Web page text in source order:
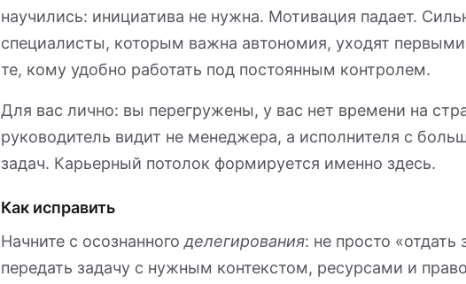
научились: инициатива не нужна. Мотивация падает.
специалисты, которым важна автономия, уходят
те, кому удобно работать под постоянным контролем.
Для вас лично: вы перегружены, у вас нет времени на
руководитель видит не менеджера, а исполнителя с
задач. Карьерный потолок формируется именно здесь.
Как исправить
Начните с осознанного делегирования: не просто «отдать
передать задачу с нужным контекстом, ресурсами и